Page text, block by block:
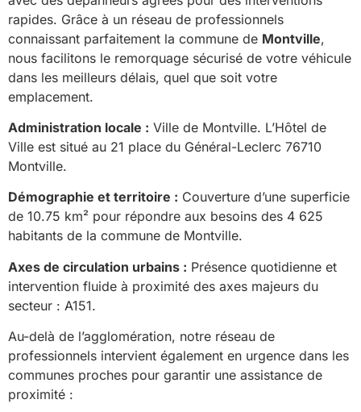
rapides. Grâce à un réseau de professionnels
connaissant parfaitement la commune de Montville,
nous facilitons le remorquage sécurisé de votre véhicule
dans les meilleurs délais, quel que soit votre
emplacement.
Administration locale : Ville de Montville. L’Hôtel de
Ville est situé au 21 place du Général-Leclerc 76710
Montville.
Démographie et territoire : Couverture d’une superficie
de 10.75 km² pour répondre aux besoins des 4 625
habitants de la commune de Montville.
Axes de circulation urbains : Présence quotidienne et
intervention fluide à proximité des axes majeurs du
secteur : A151.
Au-delà de l’agglomération, notre réseau de
professionnels intervient également en urgence dans les
communes proches pour garantir une assistance de
proximité :